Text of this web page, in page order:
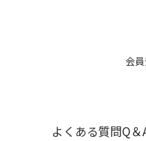
会
よくある質問Q＆